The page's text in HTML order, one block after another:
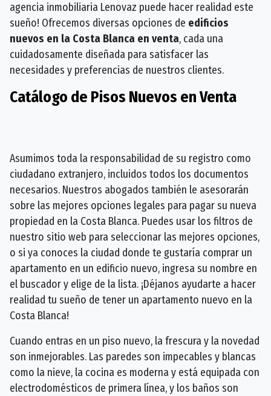
agencia inmobiliaria Lenovaz puede hacer realidad este
sueño! Ofrecemos diversas opciones de edificios
nuevos en la Costa Blanca en venta, cada una
cuidadosamente diseñada para satisfacer las
necesidades y preferencias de nuestros clientes.
Catálogo de Pisos Nuevos en Venta
Asumimos toda la responsabilidad de su registro como
ciudadano extranjero, incluidos todos los documentos
necesarios. Nuestros abogados también le asesorarán
sobre las mejores opciones legales para pagar su nueva
propiedad en la Costa Blanca. Puedes usar los filtros de
nuestro sitio web para seleccionar las mejores opciones,
o si ya conoces la ciudad donde te gustaría comprar un
apartamento en un edificio nuevo, ingresa su nombre en
el buscador y elige de la lista. ¡Déjanos ayudarte a hacer
realidad tu sueño de tener un apartamento nuevo en la
Costa Blanca!
Cuando entras en un piso nuevo, la frescura y la novedad
son inmejorables. Las paredes son impecables y blancas
como la nieve, la cocina es moderna y está equipada con
electrodomésticos de primera línea, y los baños son